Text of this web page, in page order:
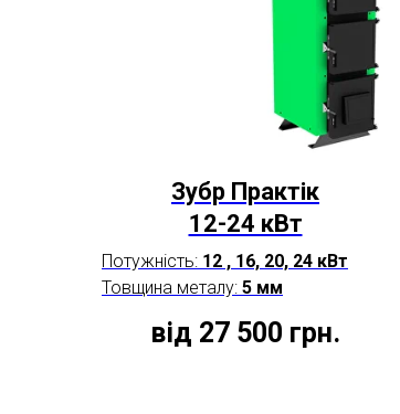
Зубр Практік
12-24 кВт
Потужність: 12 , 16, 20, 24 кВт
Товщина металу: 5 мм
від 27 500 грн.